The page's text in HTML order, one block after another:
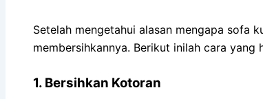
Setelah mengetahui alasan mengapa sofa
membersihkannya. Berikut inilah cara yang
1. Bersihkan Kotoran